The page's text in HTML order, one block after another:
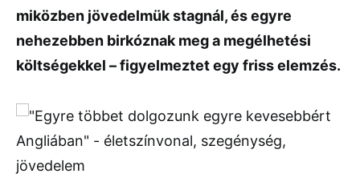
miközben jövedelmük stagnál, és egyre
nehezebben birkóznak meg a megélhetési
költségekkel – figyelmeztet egy friss elemzés.